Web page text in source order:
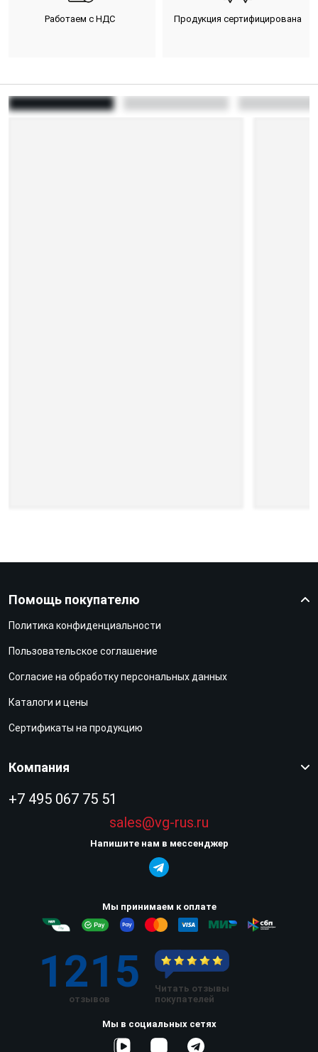
Работаем с НДС Продукция сертифицирована
Помощь покупателю
Политика конфиденциальности
Пользовательское соглашение
Согласие на обработку персональных данных
Каталоги и цены
Сертификаты на продукцию
Компания
+7 495 067 75 51
sales@vg-rus.ru
Напишите нам в мессенджер
Мы принимаем к оплате
1215
отзывов
Читать отзывы
покупателей
Мы в социальных сетях